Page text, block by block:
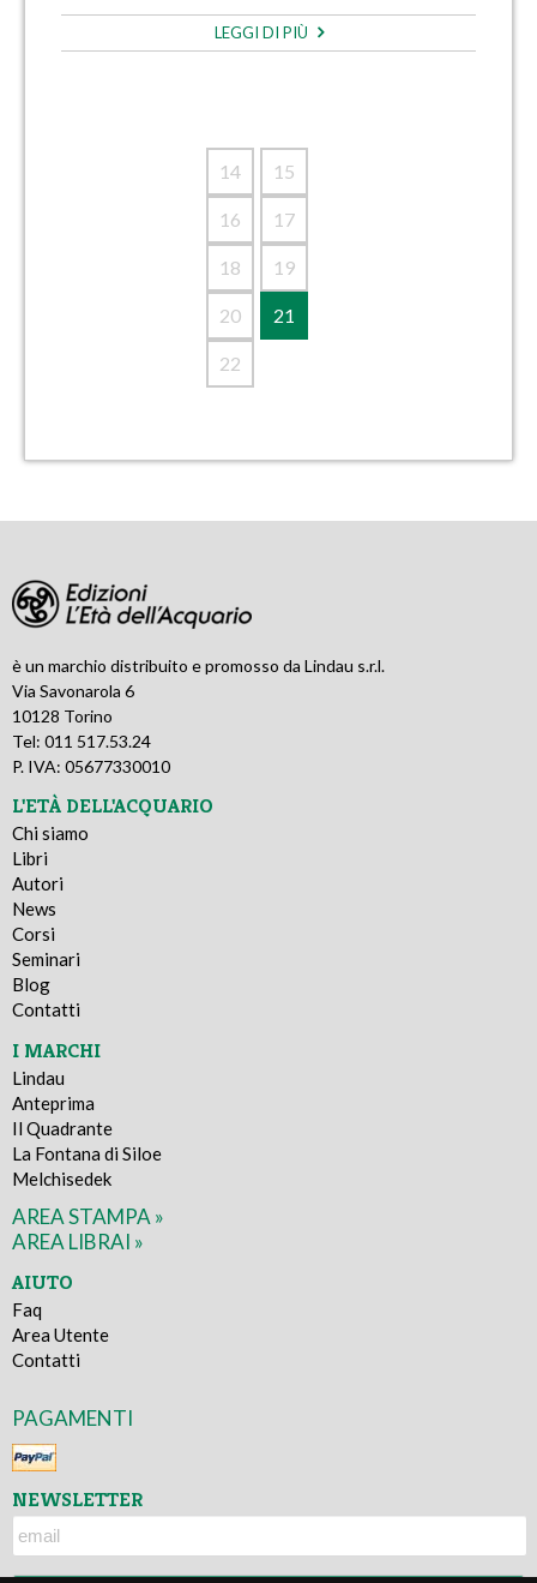
LEGGI DI PIÙ
14 15
16 17
18 19
20 21
22
è un marchio distribuito e promosso da Lindau s.r.l.
Via Savonarola 6
10128 Torino
Tel: 011 517.53.24
P. IVA: 05677330010
L'ETÀ DELL'ACQUARIO
Chi siamo
Libri
Autori
News
Corsi
Seminari
Blog
Contatti
I MARCHI
Lindau
Anteprima
Il Quadrante
La Fontana di Siloe
Melchisedek
AREA STAMPA »
AREA LIBRAI »
AIUTO
Faq
Area Utente
Contatti
PAGAMENTI
NEWSLETTER